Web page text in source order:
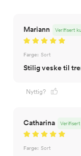
Mariann Verifisert
Farge: Sort
Stilig veske til
Nyttig?
Catharina
Farge: Sort